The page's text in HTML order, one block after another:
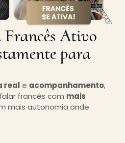
Ativo
para
real e acompanhamento,
francês com mais
mais autonomia onde